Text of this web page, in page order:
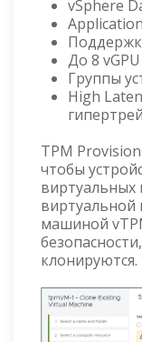
vSphere
До 8
Группы
High
TPM
чтобы
машиной
клонируются.